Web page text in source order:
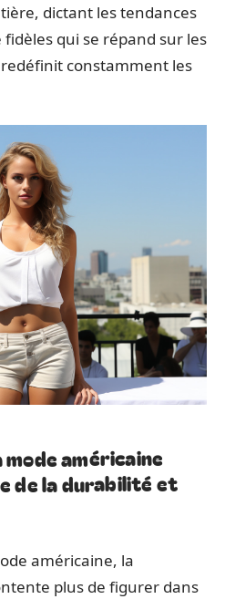
dictant les tendances
qui se répand sur les
constamment les
américaine
de la durabilité et
américaine, la
plus de figurer dans